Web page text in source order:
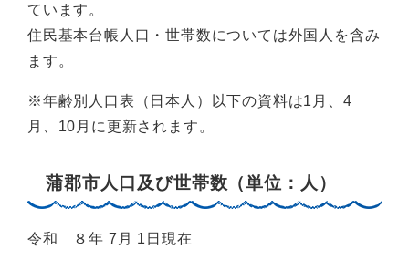
ています。
住民基本台帳人口・世帯数については外国人を含み
ます。
※年齢別人口表（日本人）以下の資料は1月、4
月、10月に更新されます。
蒲郡市人口及び世帯数（単位：人）
令和 ８年 7月 1日現在